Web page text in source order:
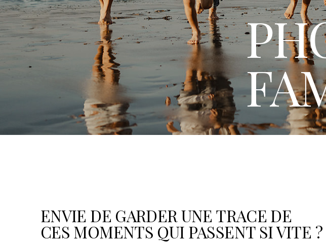
ENVIE DE GARDER UNE TRACE DE
CES MOMENTS QUI PASSENT SI VITE ?